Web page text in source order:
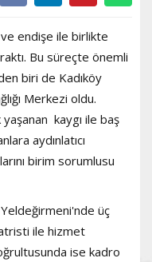
ve endişe ile birlikte
Bu süreçte önemli
biri de Kadıköy
Merkezi oldu.
kaygı ile baş
aydınlatıcı
birim sorumlusu
üç
ile hizmet
ise kadro